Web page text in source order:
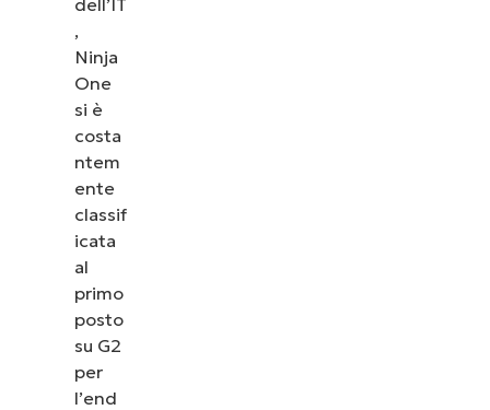
,
Ninja
One
si è
costa
ntem
ente
classif
icata
al
primo
posto
su G2
per
l’end